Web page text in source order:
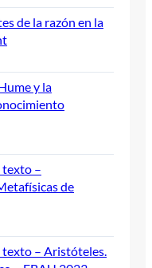
de la razón en la
y la
texto –
de
– Aristóteles.